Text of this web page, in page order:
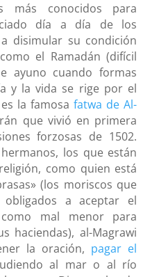
más conocidos para
día a día de los
disimular su condición
el Ramadán (difícil
ayuno cuando formas
y la vida se rige por el
la famosafatwa de Al-
que vivió en primera
forzosas de 1502.
los que están
como quien está
(los moriscos que
obligados a aceptar el
mal menor para
haciendas), al-Magrawi
la oración, pagar el
al mar o al río